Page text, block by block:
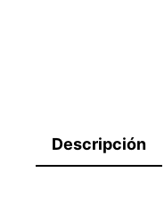
Descripción